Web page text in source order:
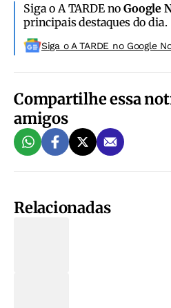
Siga o A TARDE noGoogle
principais destaques do dia.
Siga o A TARDE no Google
Compartilhe essa
amigos
Relacionadas